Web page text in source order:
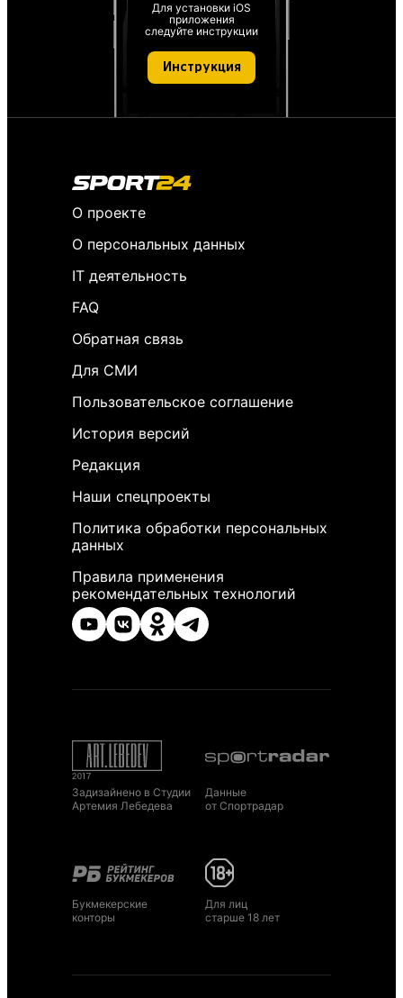
Для установки iOS
приложения
следуйте инструкции
Инструкция
О проекте
О персональных данных
IT деятельность
FAQ
Обратная связь
Для СМИ
Пользовательское соглашение
История версий
Редакция
Наши спецпроекты
Политика обработки персональных
данных
Правила применения
рекомендательных технологий
Задизайнено в Студии
Артемия Лебедева
Данные
от Спортрадар
Букмекерские
конторы
Для лиц
старше 18 лет